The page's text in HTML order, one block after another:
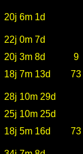
20j 6m 1d
22j 0m 7d
20j 3m 8d
9
18j 7m 13d
73
28j 10m 29d
25j 10m 25d
18j 5m 16d
73